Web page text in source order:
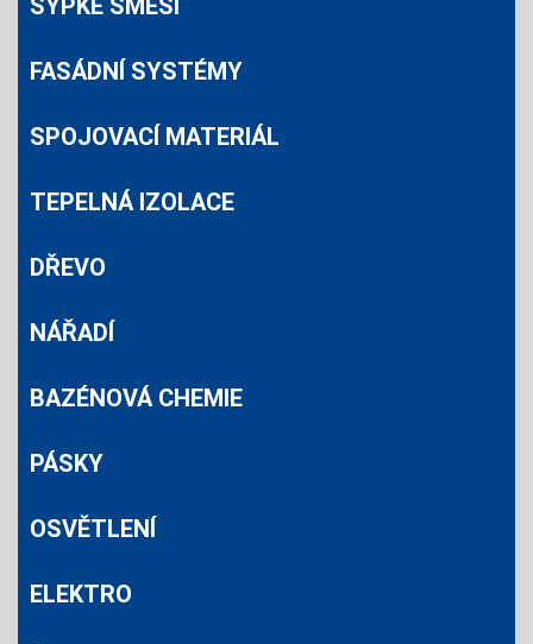
FASÁDNÍ SYSTÉMY
SPOJOVACÍ MATERIÁL
TEPELNÁ IZOLACE
DŘEVO
NÁŘADÍ
BAZÉNOVÁ CHEMIE
PÁSKY
OSVĚTLENÍ
ELEKTRO